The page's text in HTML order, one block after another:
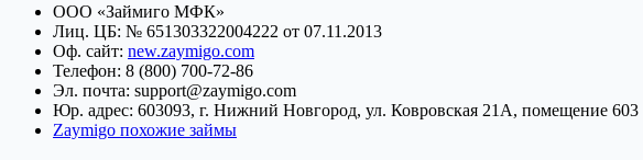
ООО «Займиго МФК»
Лиц. ЦБ: № 651303322004222 от 07.11.2013
Оф. сайт: new.zaymigo.com
Телефон: 8 (800) 700-72-86
Эл. почта: support@zaymigo.com
Юр. адрес: 603093, г. Нижний Новгород, ул. Ковровская 21А, помещение 603
Zaymigo похожие займы